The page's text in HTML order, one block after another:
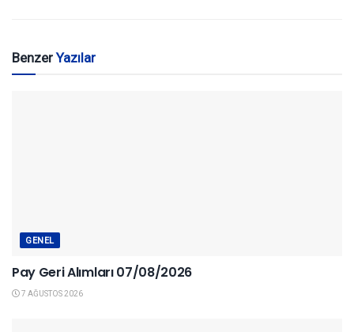
BenzerYazılar
GENEL
Pay Geri Alımları 07/08/2026
7 AĞUSTOS 2026